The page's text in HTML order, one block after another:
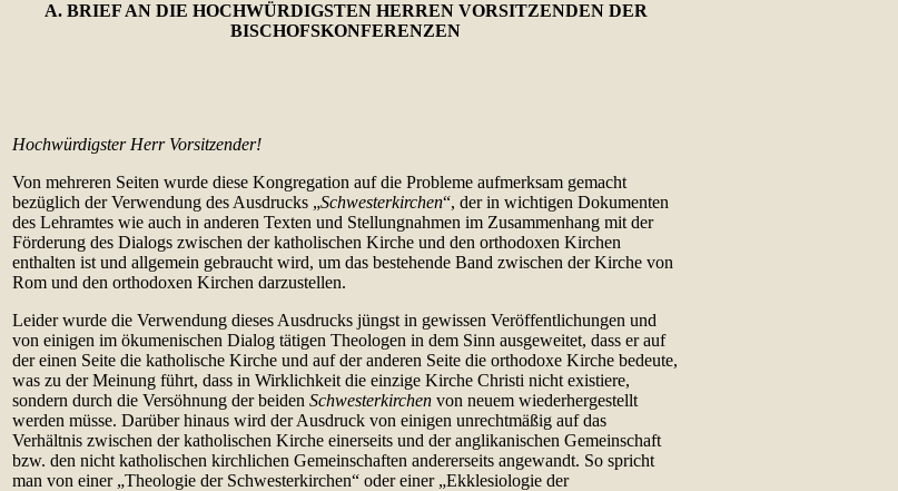
A. BRIEFAN DIE HOCHWÜRDIGSTEN HERREN VORSITZENDEN DER
BISCHOFSKONFERENZEN
Hochwürdigster Herr Vorsitzender!
Von mehreren Seiten wurde diese Kongregation auf die Probleme aufmerksam gemacht
bezüglich der Verwendung des Ausdrucks „Schwesterkirchen“, der in wichtigen Dokumenten
des Lehramtes wie auch in anderen Texten und Stellungnahmen im Zusammenhang mit der
Förderung des Dialogs zwischen der katholischen Kirche und den orthodoxen Kirchen
enthalten ist und allgemein gebraucht wird, um das bestehende Band zwischen der Kirche von
Rom und den orthodoxen Kirchen darzustellen.
Leider wurde die Verwendung dieses Ausdrucks jüngst in gewissen Veröffentlichungen und
von einigen im ökumenischen Dialog tätigen Theologen in dem Sinn ausgeweitet, dass er auf
der einen Seite die katholische Kirche und auf der anderen Seite die orthodoxe Kirche bedeute,
was zu der Meinung führt, dass in Wirklichkeit die einzige Kirche Christi nicht existiere,
sondern durch die Versöhnung der beiden Schwesterkirchen von neuem wiederhergestellt
werden müsse. Darüber hinaus wird der Ausdruck von einigen unrechtmäßig auf das
Verhältnis zwischen der katholischen Kirche einerseits und der anglikanischen Gemeinschaft
bzw. den nicht katholischen kirchlichen Gemeinschaften andererseits angewandt. So spricht
man von einer „Theologie der Schwesterkirchen“ oder einer „Ekklesiologie der